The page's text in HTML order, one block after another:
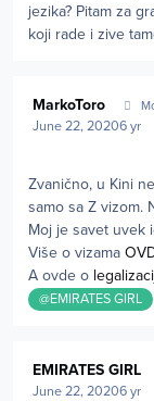
jezika? Pitam za
koji rade i zive
MarkoToro
June 22, 20206 yr
Zvanično, u Kini
samo sa Z vizom.
Moj je savet uvek
Više o vizama
A ovde o
@EMIRATES GIRL
EMIRATES GIRL
June 22, 20206 yr